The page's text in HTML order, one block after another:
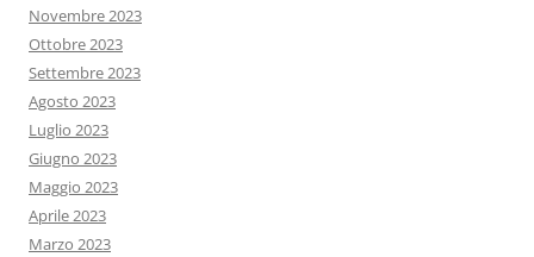
Novembre 2023
Ottobre 2023
Settembre 2023
Agosto 2023
Luglio 2023
Giugno 2023
Maggio 2023
Aprile 2023
Marzo 2023